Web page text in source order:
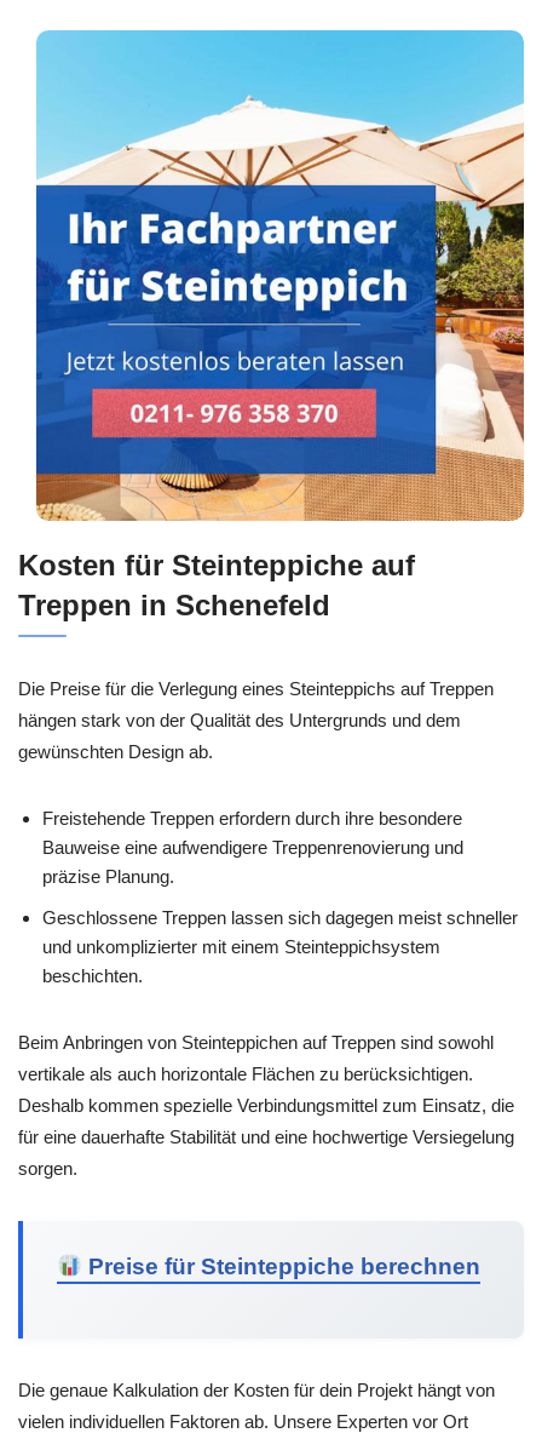
Kosten für Steinteppiche auf
Treppen in Schenefeld
Die Preise für die Verlegung eines Steinteppichs auf Treppen
hängen stark von der Qualität des Untergrunds und dem
gewünschten Design ab.
Freistehende Treppen erfordern durch ihre besondere
Bauweise eine aufwendigere Treppenrenovierung und
präzise Planung.
Geschlossene Treppen lassen sich dagegen meist schneller
und unkomplizierter mit einem Steinteppichsystem
beschichten.
Beim Anbringen von Steinteppichen auf Treppen sind sowohl
vertikale als auch horizontale Flächen zu berücksichtigen.
Deshalb kommen spezielle Verbindungsmittel zum Einsatz, die
für eine dauerhafte Stabilität und eine hochwertige Versiegelung
sorgen.
Preise für Steinteppiche berechnen
Die genaue Kalkulation der Kosten für dein Projekt hängt von
vielen individuellen Faktoren ab. Unsere Experten vor Ort